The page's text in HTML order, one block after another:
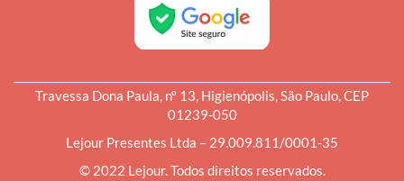
Travessa Dona Paula, nº 13, Higienópolis, São Paulo, CEP
01239-050
Lejour Presentes Ltda – 29.009.811/0001-35
© 2022 Lejour. Todos direitos reservados.